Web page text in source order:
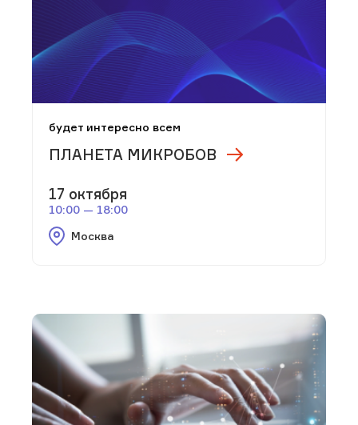
будет интересно всем
ПЛАНЕТА МИКРОБОВ
17 октября
10:00 — 18:00
Москва